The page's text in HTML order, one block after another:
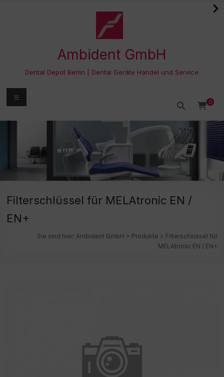
Ambident GmbH
Dental Depot Berlin | Dental Geräte Handel und Service
0
Menü
Filterschlüssel für MELAtronic EN /
EN+
Sie sind hier: Ambident GmbH > Produkte > Filterschlüssel für
MELAtronic EN / EN+